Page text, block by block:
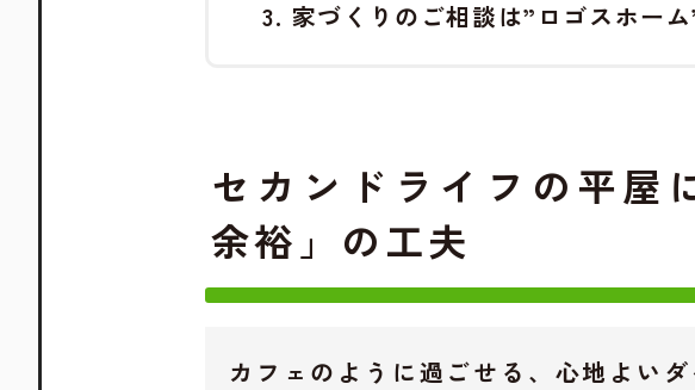
家づくりのご相談は”ロゴスホー
セカンドライフの平屋
余裕」の工夫
カフェのように過ごせる、心地よい